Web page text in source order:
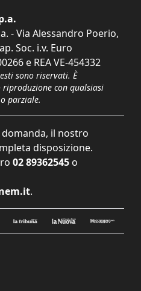
- Via Alessandro Poerio,
Soc. i.v. Euro
e REA VE-454332
sono riservati. È
con qualsiasi
parziale.
il nostro
disposizione.
02 89362545 o
.